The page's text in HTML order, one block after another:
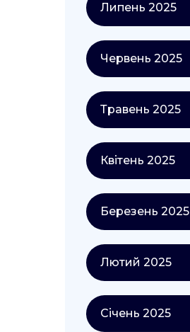
Липень 2025
Червень 2025
Травень 2025
Квітень 2025
Березень 2025
Лютий 2025
Січень 2025